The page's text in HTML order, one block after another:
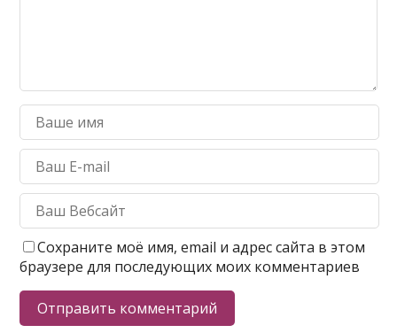
Сохраните моё имя, email и адрес сайта в этом
браузере для последующих моих комментариев